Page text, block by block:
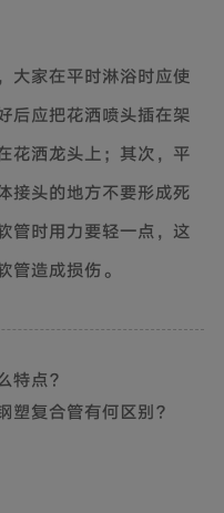
大家在平时淋浴时应使
后应把花洒喷头插在架
花洒龙头上；其次，平
接头的地方不要形成死
管时用力要轻一点，这
管造成损伤。
特点？
塑复合管有何区别？